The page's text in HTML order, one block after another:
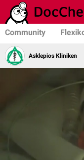
Community
Asklepios Kliniken